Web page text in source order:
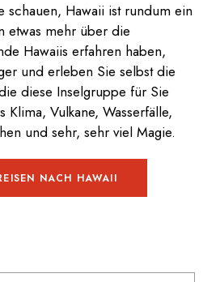
schauen, Hawaii ist rundum ein
etwas mehr über die
Hawaiis erfahren haben,
und erleben Sie selbst die
diese Inselgruppe für Sie
Klima, Vulkane, Wasserfälle,
und sehr, sehr viel Magie.
NACH HAWAII